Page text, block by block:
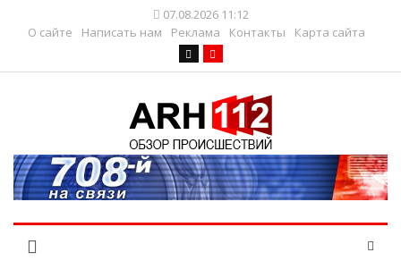
07.08.2026 11:12
О сайте
Написать нам Реклама Контакты Карта сайта